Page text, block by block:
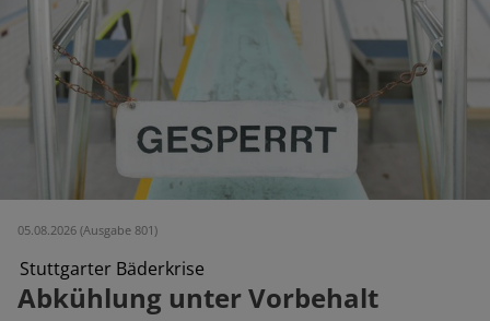
05.08.2026 (Ausgabe 801)
Stuttgarter Bäderkrise
Abkühlung unter Vorbehalt